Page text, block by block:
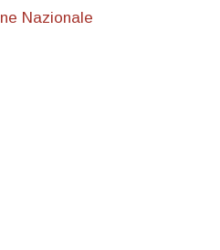
Nazionale